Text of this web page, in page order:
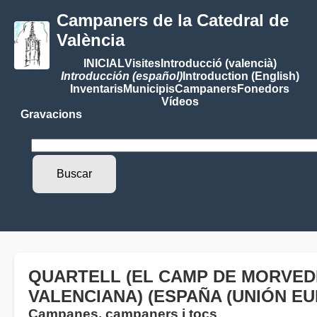
Campaners de la Catedral de
València
INICIALVisitesIntroducció (valencià)
Introducción (español)Introduction (English)
InventarisMunicipisCampanersFonedors
Vídeos
Gravacions
QUARTELL (EL CAMP DE
VALENCIANA) (ESPAÑA (UNIÓN
Campanes, campaners i tocs